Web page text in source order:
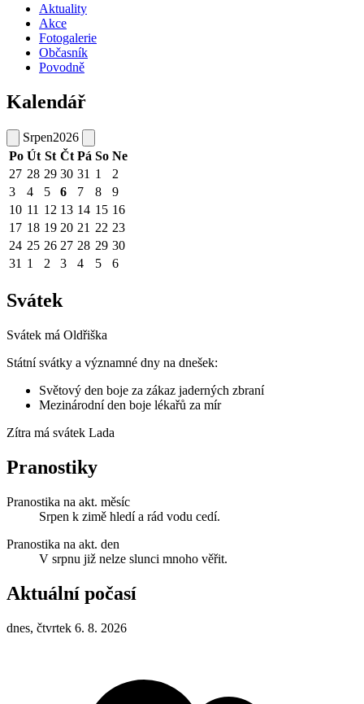
Aktuality
Akce
Fotogalerie
Občasník
Povodně
Kalendář
Srpen2026
Po Út St Čt Pá So Ne
27 28 29 30 31 1
2
3
4 5 6 7 8
9
10 11 12 13 14 15 16
17 18 19 20 21 22 23
24 25 26 27 28 29 30
31 1 2 3 4 5 6
Svátek
Svátek má Oldřiška
Státní svátky a významné dny na dnešek:
Světový den boje za zákaz jaderných zbraní
Mezinárodní den boje lékařů za mír
Zítra má svátek Lada
Pranostiky
Pranostika na akt. měsíc
Srpen k zimě hledí a rád vodu cedí.
Pranostika na akt. den
V srpnu již nelze slunci mnoho věřit.
Aktuální počasí
dnes, čtvrtek 6. 8. 2026